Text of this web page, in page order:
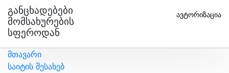
Განცხადებები
Მომსახურების
Სფეროდან
ავტორიზაცია
მთავარი
საიტის შესახებ